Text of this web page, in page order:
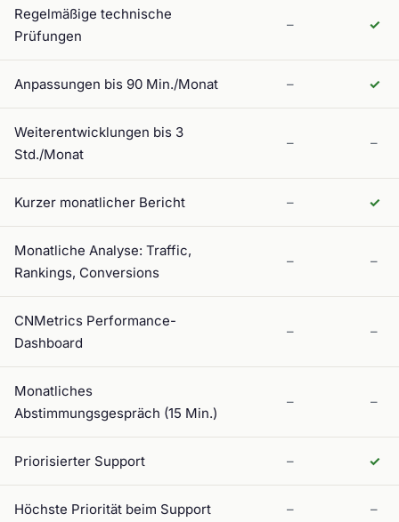
Regelmäßige technische
Prüfungen
– ✓
Anpassungen bis 90 Min./Monat – ✓
Weiterentwicklungen bis 3
Std./Monat
– –
Kurzer monatlicher Bericht – ✓
Monatliche Analyse: Traffic,
Rankings, Conversions
– –
CNMetrics Performance-
Dashboard
– –
Monatliches
Abstimmungsgespräch (15 Min.)
– –
Priorisierter Support – ✓
Höchste Priorität beim Support – –